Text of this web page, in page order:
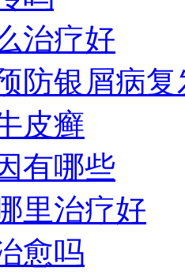
治疗好
防银屑病复
皮癣
有哪些
里治疗好
愈吗